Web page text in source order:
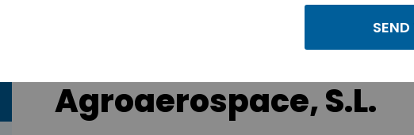
Agroaerospace, S.L.